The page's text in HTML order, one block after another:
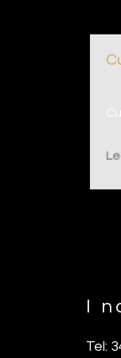
I
Tel: